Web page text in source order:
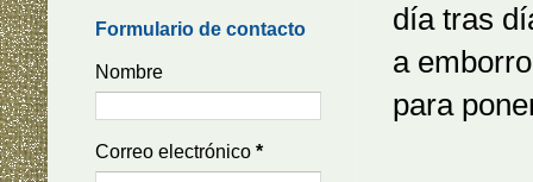
día tras
a
para
Formulario de contacto
Nombre
Correo electrónico *